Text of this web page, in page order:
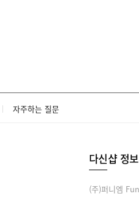
자주하는 질문
다신샵 정보
(주)퍼니엠